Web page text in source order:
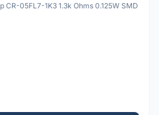
CR-05FL7-1K3 1.3k Ohms 0.125W SMD